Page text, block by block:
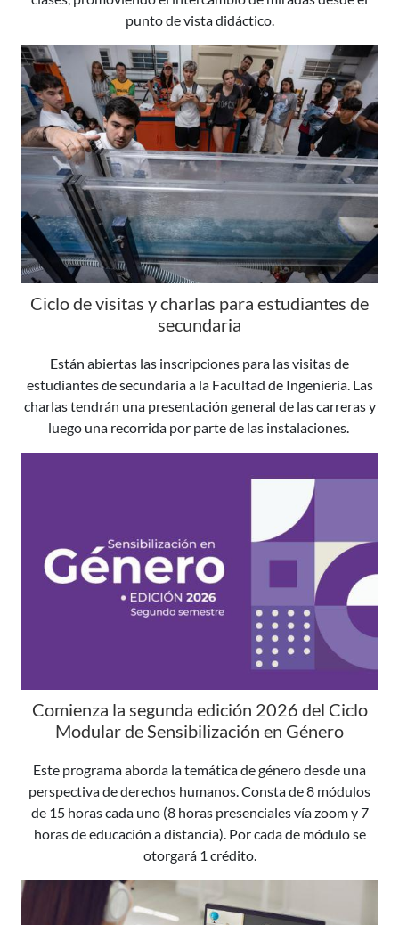
punto de vista didáctico.
Ciclo de visitas y charlas para estudiantes de
secundaria
Están abiertas las inscripciones para las visitas de
estudiantes de secundaria a la Facultad de Ingeniería. Las
charlas tendrán una presentación general de las carreras y
luego una recorrida por parte de las instalaciones.
Comienza la segunda edición 2026 del Ciclo
Modular de Sensibilización en Género
Este programa aborda la temática de género desde una
perspectiva de derechos humanos. Consta de 8 módulos
de 15 horas cada uno (8 horas presenciales vía zoom y 7
horas de educación a distancia). Por cada de módulo se
otorgará 1 crédito.